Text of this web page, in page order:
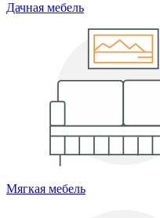
Дачная мебель
Мягкая мебель